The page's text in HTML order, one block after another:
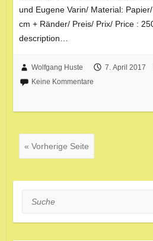
und Eugene Varin/ Material:
cm + Ränder/ Preis/ Prix/ Price :
description…
Wolfgang Huste 7. April 2017
Keine Kommentare
« Vorherige Seite
Suche